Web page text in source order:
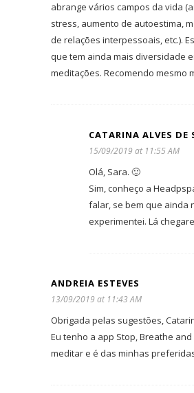
abrange vários campos da vida
stress, aumento de autoestima,
de relações interpessoais, etc.).
que tem ainda mais diversidade
meditações. Recomendo mesmo
CATARINA ALVES DE
15/09/2019 at 11:55 AM
Olá, Sara. 🙂
Sim, conheço a
falar, se bem que ainda
experimentei. Lá
ANDREIA ESTEVES
13/09/2019 at 11:43 AM
Obrigada pelas sugestões,
Eu tenho a app Stop, Breathe
meditar e é das minhas